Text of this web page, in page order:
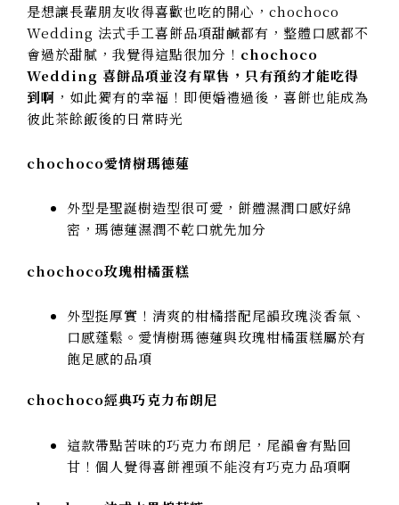
是想讓長輩朋友收得喜歡也吃的開心，chochoco
Wedding 法式手工喜餅品項甜鹹都有，整體口感都不
會過於甜膩，我覺得這點很加分！ chochoco
Wedding 喜餅品項並沒有單售，只有預約才能吃得
到啊 ，如此獨有的幸福！即便婚禮過後，喜餅也能成為
彼此茶餘飯後的日常時光
chochoco愛情樹瑪德蓮
外型是聖誕樹造型很可愛，餅體濕潤口感好綿
密，瑪德蓮濕潤不乾口就先加分
chochoco玫瑰柑橘蛋糕
外型挺厚實！清爽的柑橘搭配尾韻玫瑰淡香氣、
口感蓬鬆。愛情樹瑪德蓮與玫瑰柑橘蛋糕屬於有
飽足感的品項
chochoco經典巧克力布朗尼
這款帶點苦味的巧克力布朗尼，尾韻會有點回
甘！個人覺得喜餅裡頭不能沒有巧克力品項啊